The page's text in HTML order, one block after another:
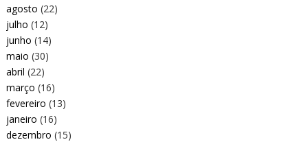
agosto (22)
julho (12)
junho (14)
maio (30)
abril (22)
março (16)
fevereiro (13)
janeiro (16)
dezembro (15)